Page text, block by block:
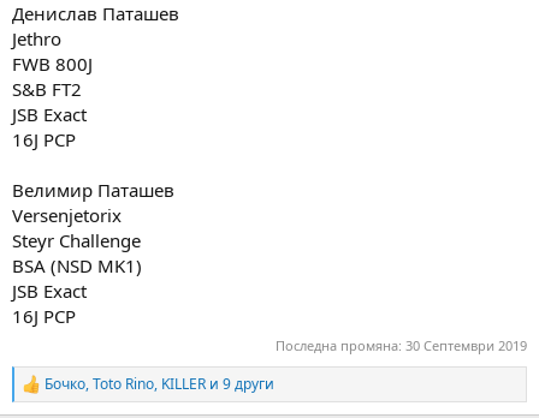
Денислав Паташев
Jethro
FWB 800J
S&B FT2
JSB Exact
16J PCP
Велимир Паташев
Versenjetorix
Steyr Challenge
BSA (NSD MK1)
JSB Exact
16J PCP
Последна промяна: 30 Септември 2019
R
e
Бочко,Toto Rino, KILLER и 9 други